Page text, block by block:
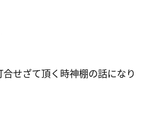
合せざて頂く時神棚の話になり